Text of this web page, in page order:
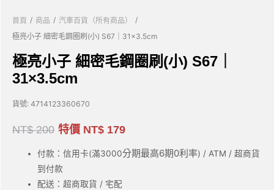
首頁 / 商品 / 汽車百貨（所有商品）
/
極亮小子 細密毛鋼圈刷(小) S67｜31×3.5cm
極亮小子 細密毛鋼圈刷(小) S67｜
31×3.5cm
貨號: 4714123360670
NT$200 特價 NT$ 179
付款：信用卡(滿3000分期最高6期0利率) / ATM / 超商貨
到付款
配送：超商取貨 / 宅配